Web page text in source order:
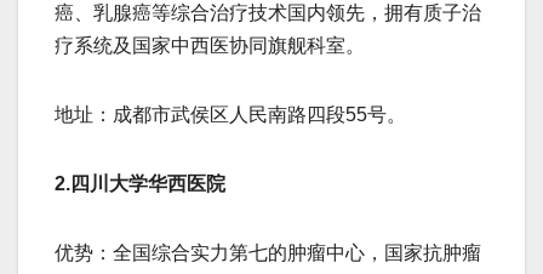
癌、乳腺癌等综合治疗技术国内领先，拥有质子治
疗系统及国家中西医协同旗舰科室。
​​地址​​：成都市武侯区人民南路四段55号。
​​2.四川大学华西医院​​
​​优势​​：全国综合实力第七的肿瘤中心，国家抗肿瘤